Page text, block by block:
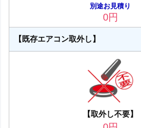
別途お見積り
0円
【既存エアコン取外し】
【取外し不要】